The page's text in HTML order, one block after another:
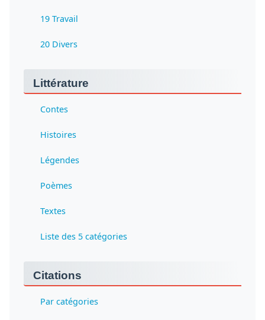
19 Travail
20 Divers
Littérature
Contes
Histoires
Légendes
Poèmes
Textes
Liste des 5 catégories
Citations
Par catégories